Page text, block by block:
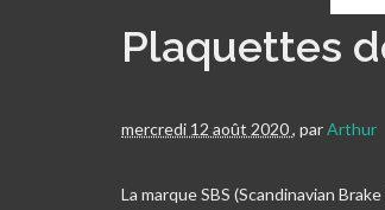
Plaquettes
mercredi 12 août 2020, parArthur
La marque SBS (Scandinavian